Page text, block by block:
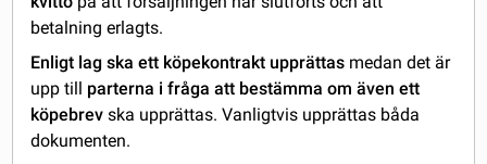
betalning erlagts.
Enligt lag ska ett köpekontrakt upprättas medan det är
upp till parterna i fråga att bestämma om även ett
köpebrev ska upprättas. Vanligtvis upprättas båda
dokumenten.